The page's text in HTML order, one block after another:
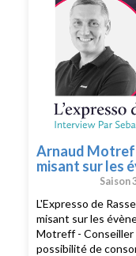
Arnaud
misant sur les
Saison
L'Expresso de
misant sur les
Motreff - Conseiller
possibilité de